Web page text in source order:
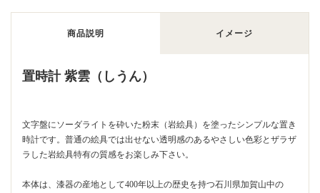
商品説明 イメージ
置時計 紫雲（しうん）
文字盤にソーダライトを砕いた粉末（岩絵具）を塗ったシンプルな置き
時計です。普通の絵具では出せない透明感のあるやさしい色彩とザラザ
ラした岩絵具特有の質感をお楽しみ下さい。
本体は、漆器の産地として400年以上の歴史を持つ石川県加賀山中の